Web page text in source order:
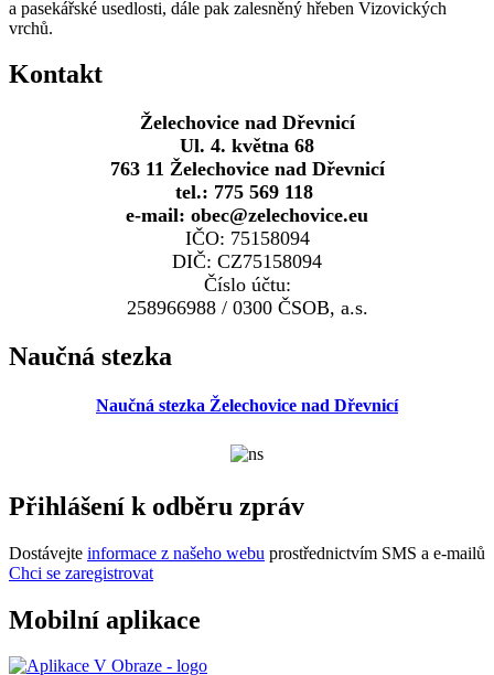
a pasekářské usedlosti, dále pak zalesněný hřeben Vizovických
vrchů.
Kontakt
Želechovice nad Dřevnicí
Ul. 4. května 68
763 11 Želechovice nad Dřevnicí
tel.: 775 569 118
e-mail: obec@zelechovice.eu
IČO: 75158094
DIČ: CZ75158094
Číslo účtu:
258966988 / 0300 ČSOB, a.s.
Naučná stezka
Naučná stezka Želechovice nad Dřevnicí
Přihlášení k odběru zpráv
Dostávejte informace z našeho webu prostřednictvím SMS a e-mailů
Chci se zaregistrovat
Mobilní aplikace